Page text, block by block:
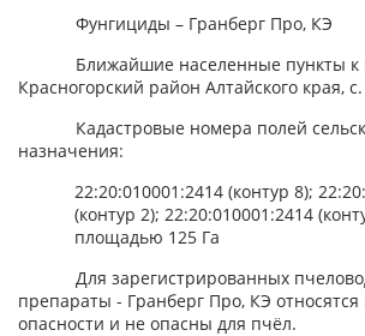
Фунгициды – Гранберг Про, КЭ
Ближайшие населенные пункты к
Красногорский район Алтайского края,
Кадастровые номера полей
назначения:
22:20:010001:2414 (контур 8);
(контур 2); 22:20:010001:2414
площадью 125 Га
Для зарегистрированных
препараты - Гранберг Про, КЭ относятся
опасности и не опасны для пчёл.